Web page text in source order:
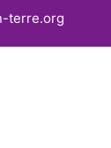
terre.org